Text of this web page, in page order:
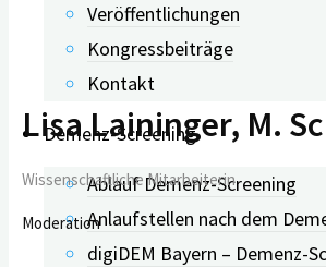
Veröffentlichungen
Kongressbeiträge
Kontakt
Demenz-Screening
Ablauf Demenz-Screening
Anlaufstellen nach dem
digiDEM Bayern – Demenz-
Lisa Laininger, M.
Wissenschaftliche Mitarbeiterin
Moderation